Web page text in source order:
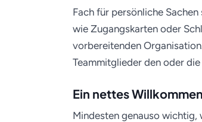
Fach für persönliche
wie Zugangskarten oder
vorbereitenden
Teammitglieder den oder
Ein nettes
Mindesten genauso wichtig,